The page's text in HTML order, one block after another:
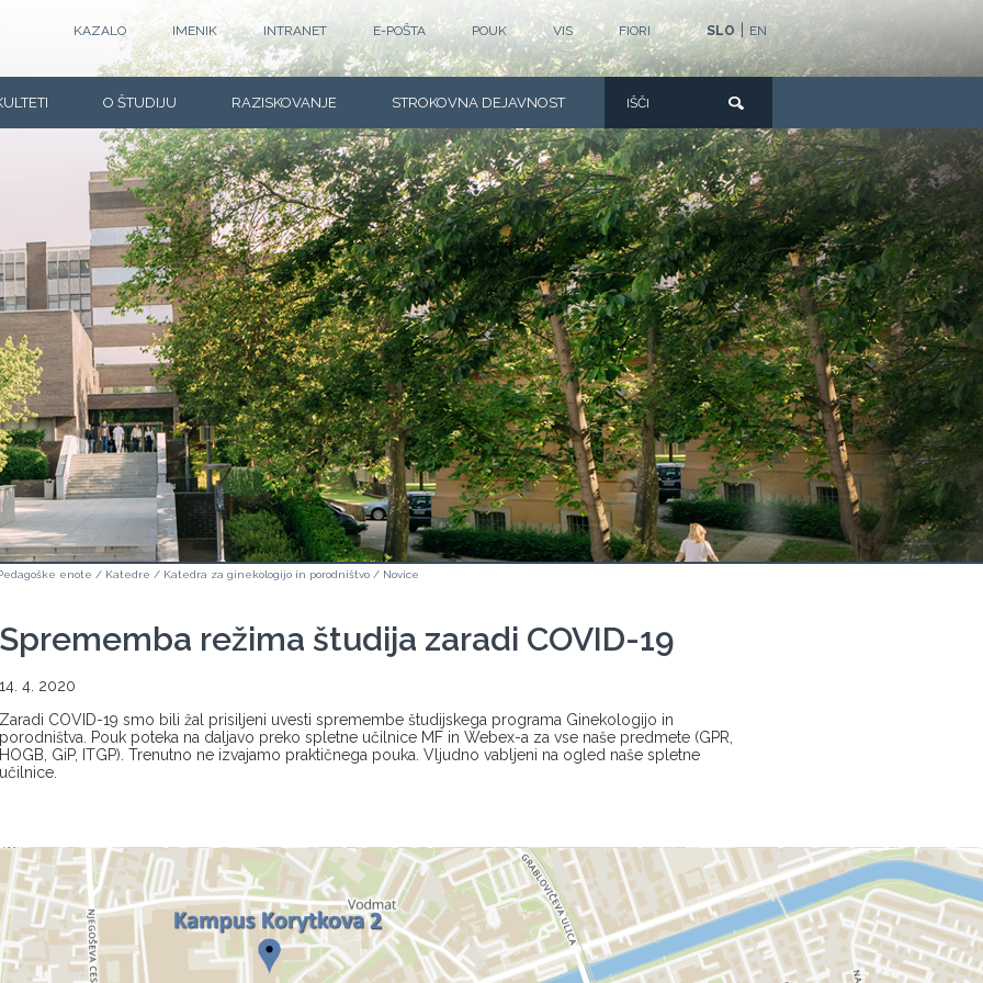
SLO EN
KAZALO IMENIK INTRANET E-POŠTA POUK VIS FIORI
O ŠTUDIJU RAZISKOVANJE STROKOVNA DEJAVNOST
enote / Katedre / Katedra za ginekologijo in porodništvo / Novice
Sprememba režima študija zaradi COVID-19
14. 4. 2020
Zaradi COVID-19 smo bili žal prisiljeni uvesti spremembe študijskega programa Ginekologijo in
porodništva. Pouk poteka na daljavo preko spletne učilnice MF in Webex-a za vse naše predmete (GPR,
HOGB, GiP, ITGP). Trenutno ne izvajamo praktičnega pouka. Vljudno vabljeni na ogled naše spletne
učilnice.